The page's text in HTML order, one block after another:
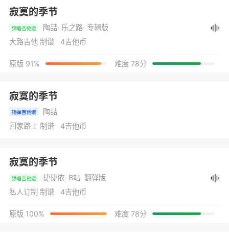
寂寞的季节
弹唱吉他谱 陶喆· 乐之路· 专辑版
大路吉他 制谱 4吉他币
原版 91% 难度 78分
寂寞的季节
指弹吉他谱
陶喆
回家路上 制谱 4吉他币
寂寞的季节
弹唱吉他谱 捷捷依· B站· 翻弹版
私人订制 制谱 4吉他币
原版 100% 难度 78分